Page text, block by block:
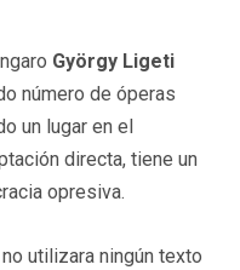
György Ligeti
número de óperas
un lugar en el
directa, tiene un
opresiva.
no utilizara ningún texto